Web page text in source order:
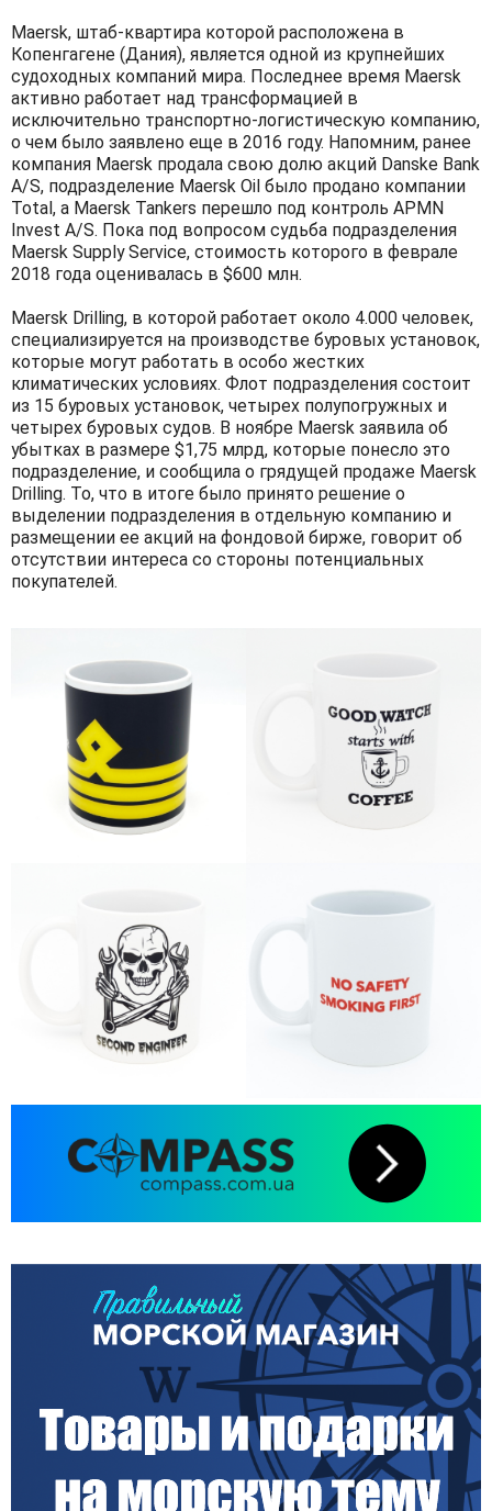
Maersk, штаб-квартира которой расположена в
Копенгагене (Дания), является одной из крупнейших
судоходных компаний мира. Последнее время Maersk
активно работает над трансформацией в
исключительно транспортно-логистическую компанию,
о чем было заявлено еще в 2016 году. Напомним, ранее
компания Maersk продала свою долю акций Danske Bank
A/S, подразделение Maersk Oil было продано компании
Total, а Maersk Tankers перешло под контроль APMN
Invest A/S. Пока под вопросом судьба подразделения
Maersk Supply Service, стоимость которого в феврале
2018 года оценивалась в $600 млн.
Maersk Drilling, в которой работает около 4.000 человек,
специализируется на производстве буровых установок,
которые могут работать в особо жестких
климатических условиях. Флот подразделения состоит
из 15 буровых установок, четырех полупогружных и
четырех буровых судов. В ноябре Maersk заявила об
убытках в размере $1,75 млрд, которые понесло это
подразделение, и сообщила о грядущей продаже Maersk
Drilling. То, что в итоге было принято решение о
выделении подразделения в отдельную компанию и
размещении ее акций на фондовой бирже, говорит об
отсутствии интереса со стороны потенциальных
покупателей.